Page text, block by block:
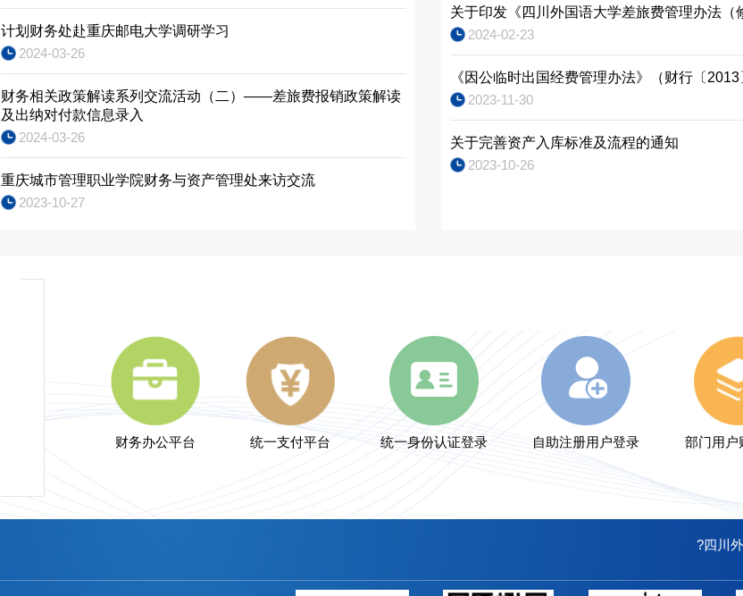
计划财务处赴重庆邮电大学调研学习
2024-03-26
财务相关政策解读系列交流活动（二）——差旅费报销政策解读
及出纳对付款信息录入
2024-03-26
重庆城市管理职业学院财务与资产管理处来访交流
2023-10-27
关于印发《四川外国语大学差旅费管理办法（
2024-02-23
《因公临时出国经费管理办法》（财行〔
2023-11-30
关于完善资产入库标准及流程的通知
2023-10-26
财务办公平台 统一支付平台 统一身份认证登录 自助注册用户登录 部门用户
?四川